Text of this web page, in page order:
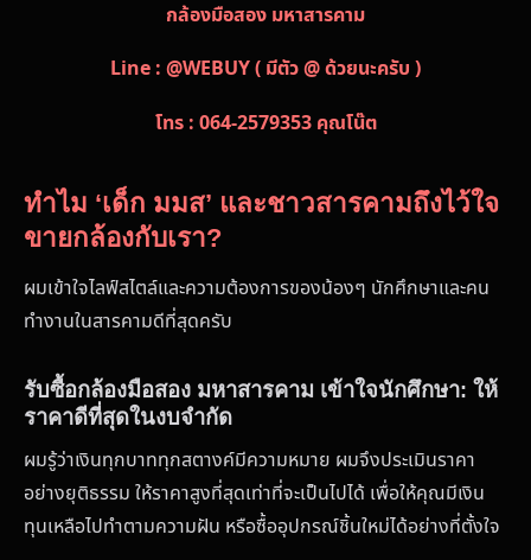
กล้องมือสอง มหาสารคาม
Line : @WEBUY ( มีตัว @ ด้วยนะครับ )
โทร : 064-2579353 คุณโน๊ต
ทำไม ‘เด็ก มมส’ และชาวสารคามถึงไว้ใจ
ขายกล้องกับเรา?
ผมเข้าใจไลฟ์สไตล์และความต้องการของน้องๆ นักศึกษาและคน
ทำงานในสารคามดีที่สุดครับ
รับซื้อกล้องมือสอง มหาสารคาม เข้าใจนักศึกษา: ให้
ราคาดีที่สุดในงบจำกัด
ผมรู้ว่าเงินทุกบาททุกสตางค์มีความหมาย ผมจึงประเมินราคา
อย่างยุติธรรม ให้ราคาสูงที่สุดเท่าที่จะเป็นไปได้ เพื่อให้คุณมีเงิน
ทุนเหลือไปทำตามความฝัน หรือซื้ออุปกรณ์ชิ้นใหม่ได้อย่างที่ตั้งใจ